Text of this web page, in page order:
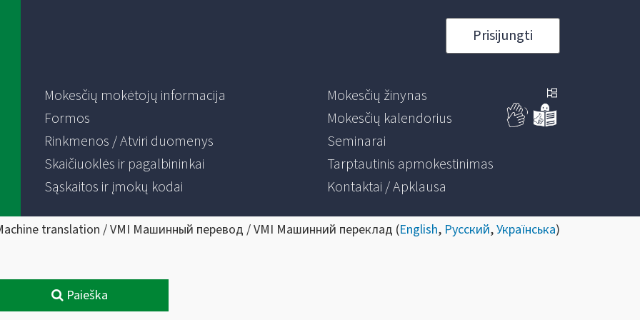
Prisijungti
Mokesčių mokėtojų informacija
Formos
Rinkmenos / Atviri duomenys
Skaičiuoklės ir pagalbininkai
Sąskaitos ir įmokų kodai
Mokesčių žinynas
Mokesčių kalendorius
Seminarai
Tarptautinis apmokestinimas
Kontaktai / Apklausa
translation / VMI Машинный перевод / VMI Машинний переклад (English, Русский,Українська)
Paieška